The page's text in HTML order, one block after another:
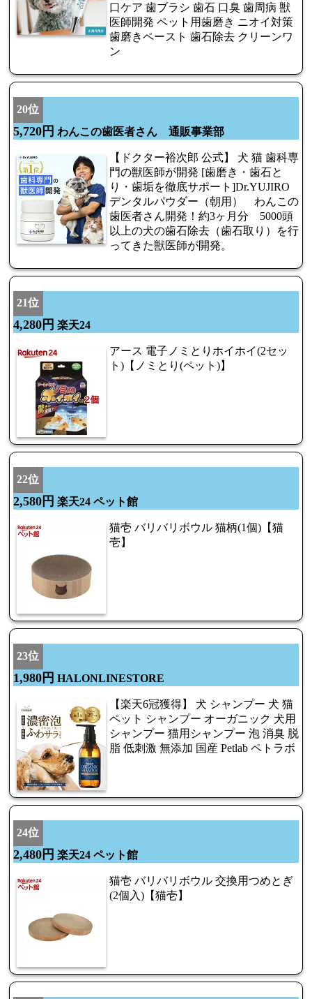
口ケア 歯ブラシ 歯石 口臭 歯周病 獣
医師開発 ペット用歯磨き ニオイ対策
歯磨きペースト 歯石除去 クリーンワ
ン
20位
5,720円 わんこの歯医者さん 通販事業部
【ドクター裕次郎 公式】 犬 猫 歯科専
門の獣医師が開発 [歯磨き・歯石と
り・歯垢を徹底サポート]Dr.YUJIRO
デンタルパウダー（朝用） わんこの
歯医者さん開発！約3ヶ月分 5000頭
以上の犬の歯石除去（歯石取り）を行
ってきた獣医師が開発。
21位
4,280円 楽天24
アース 電子ノミとりホイホイ(2セッ
ト)【ノミとり(ペット)】
22位
2,580円 楽天24 ペット館
猫壱 バリバリボウル 猫柄(1個)【猫
壱】
23位
1,980円 HALONLINESTORE
【楽天6冠獲得】 犬 シャンプー 犬 猫
ペット シャンプー オーガニック 犬用
シャンプー 猫用シャンプー 泡 消臭 脱
脂 低刺激 無添加 国産 Petlab ペトラボ
24位
2,480円 楽天24 ペット館
猫壱 バリバリボウル 交換用つめとぎ
(2個入)【猫壱】